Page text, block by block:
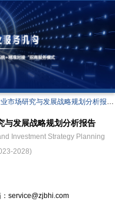
场研究与发展战略规划分析报告
与发展战略规划分析报告
Investment Strategy Planning
2028)
service@zjbhi.com